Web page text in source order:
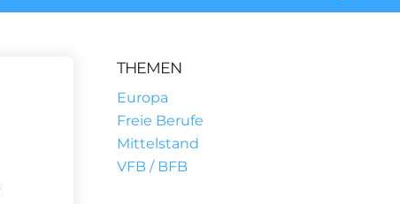
THEMEN
Europa
Freie Berufe
Mittelstand
VFB / BFB